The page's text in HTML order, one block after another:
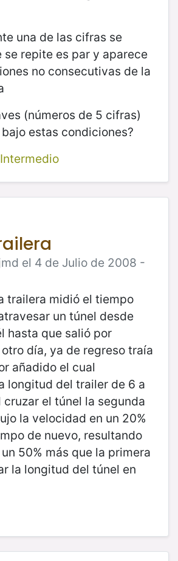
una de las cifras se
se repite es par y aparece
no consecutivas de la
(números de 5 cifras)
estas condiciones?
Intermedio
el 4 de Julio de 2008 -
trailera midió el tiempo
un túnel desde
hasta que salió por
día, ya de regreso traía
añadido el cual
longitud del trailer de 6 a
cruzar el túnel la segunda
la velocidad en un 20%
de nuevo, resultando
50% más que la primera
la longitud del túnel en